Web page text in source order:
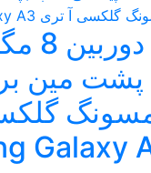
مین
Galaxy